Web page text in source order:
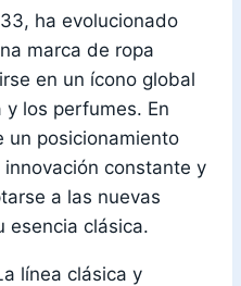
ha evolucionado
marca de ropa
en un ícono global
los perfumes. En
un posicionamiento
constante y
a las nuevas
esencia clásica.
línea clásica y